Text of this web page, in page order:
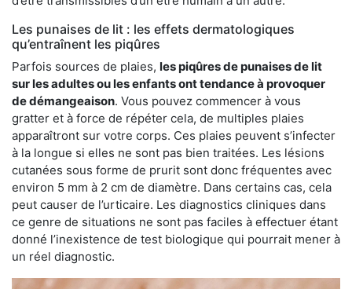
Les punaises de lit : les effets dermatologiques
qu’entraînent les piqûres
Parfois sources de plaies, les piqûres de punaises de lit
sur les adultes ou les enfants ont tendance à provoquer
de démangeaison. Vous pouvez commencer à vous
gratter et à force de répéter cela, de multiples plaies
apparaîtront sur votre corps. Ces plaies peuvent s’infecter
à la longue si elles ne sont pas bien traitées. Les lésions
cutanées sous forme de prurit sont donc fréquentes avec
environ 5 mm à 2 cm de diamètre. Dans certains cas, cela
peut causer de l’urticaire. Les diagnostics cliniques dans
ce genre de situations ne sont pas faciles à effectuer étant
donné l’inexistence de test biologique qui pourrait mener à
un réel diagnostic.